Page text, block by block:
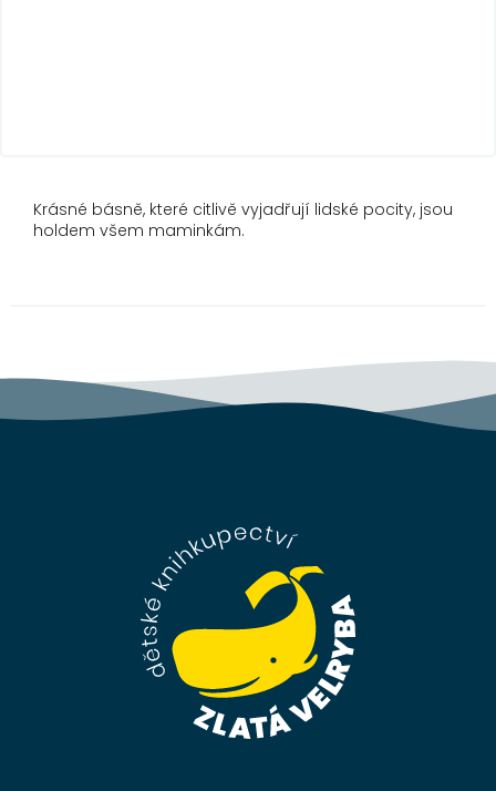
Krásné básně, které citlivě vyjadřují lidské pocity, jsou
holdem všem maminkám.